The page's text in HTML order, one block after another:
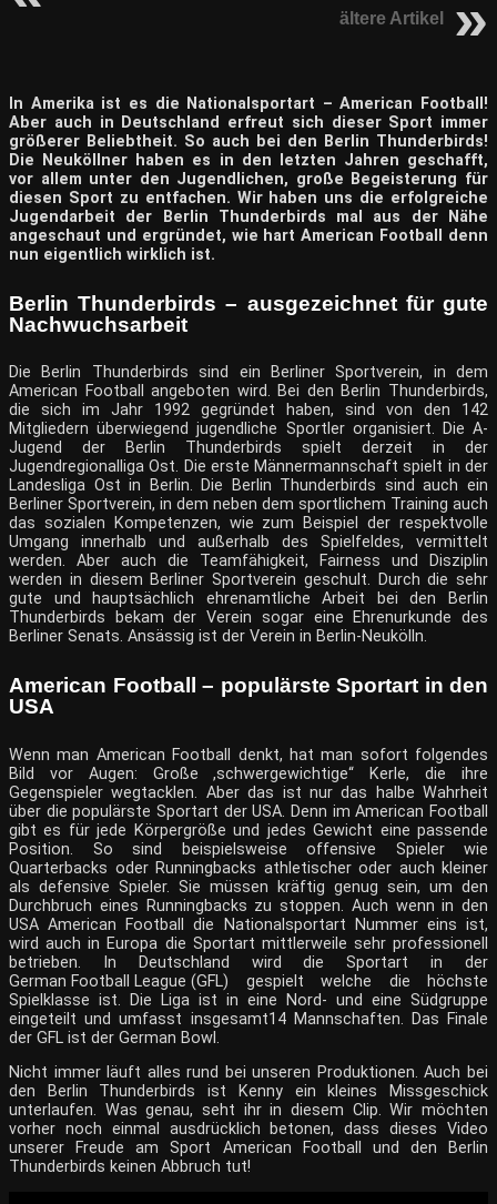
ältere Artikel
In Amerika ist es die Nationalsportart – American Football!
Aber auch in Deutschland erfreut sich dieser Sport immer
größerer Beliebtheit. So auch bei den Berlin Thunderbirds!
Die Neuköllner haben es in den letzten Jahren geschafft,
vor allem unter den Jugendlichen, große Begeisterung für
diesen Sport zu entfachen. Wir haben uns die erfolgreiche
Jugendarbeit der Berlin Thunderbirds mal aus der Nähe
angeschaut und ergründet, wie hart American Football denn
nun eigentlich wirklich ist.
Berlin Thunderbirds – ausgezeichnet für gute
Nachwuchsarbeit
Die Berlin Thunderbirds sind ein Berliner Sportverein, in dem
American Football angeboten wird. Bei den Berlin Thunderbirds,
die sich im Jahr 1992 gegründet haben, sind von den 142
Mitgliedern überwiegend jugendliche Sportler organisiert. Die A-
Jugend der Berlin Thunderbirds spielt derzeit in der
Jugendregionalliga Ost. Die erste Männermannschaft spielt in der
Landesliga Ost in Berlin. Die Berlin Thunderbirds sind auch ein
Berliner Sportverein, in dem neben dem sportlichem Training auch
das sozialen Kompetenzen, wie zum Beispiel der respektvolle
Umgang innerhalb und außerhalb des Spielfeldes, vermittelt
werden. Aber auch die Teamfähigkeit, Fairness und Disziplin
werden in diesem Berliner Sportverein geschult. Durch die sehr
gute und hauptsächlich ehrenamtliche Arbeit bei den Berlin
Thunderbirds bekam der Verein sogar eine Ehrenurkunde des
Berliner Senats. Ansässig ist der Verein in Berlin-Neukölln.
American Football – populärste Sportart in den
USA
Wenn man American Football denkt, hat man sofort folgendes
Bild vor Augen: Große ,schwergewichtige“ Kerle, die ihre
Gegenspieler wegtacklen. Aber das ist nur das halbe Wahrheit
über die populärste Sportart der USA. Denn im American Football
gibt es für jede Körpergröße und jedes Gewicht eine passende
Position. So sind beispielsweise offensive Spieler wie
Quarterbacks oder Runningbacks athletischer oder auch kleiner
als defensive Spieler. Sie müssen kräftig genug sein, um den
Durchbruch eines Runningbacks zu stoppen. Auch wenn in den
USA American Football die Nationalsportart Nummer eins ist,
wird auch in Europa die Sportart mittlerweile sehr professionell
betrieben. In Deutschland wird die Sportart in der
German Football League (GFL) gespielt welche die höchste
Spielklasse ist. Die Liga ist in eine Nord- und eine Südgruppe
eingeteilt und umfasst insgesamt14 Mannschaften. Das Finale
der GFL ist der German Bowl.
Nicht immer läuft alles rund bei unseren Produktionen. Auch bei
den Berlin Thunderbirds ist Kenny ein kleines Missgeschick
unterlaufen. Was genau, seht ihr in diesem Clip. Wir möchten
vorher noch einmal ausdrücklich betonen, dass dieses Video
unserer Freude am Sport American Football und den Berlin
Thunderbirds keinen Abbruch tut!